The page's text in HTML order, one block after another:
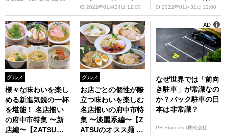
のオスス麺 in 武蔵
野・多摩】第87回
野・多摩】第88回
2022年01月24日 12:00
武蔵野・多摩】第89
回
2022年01月31日 12:00
グルメ
様々な味わいを楽し
める新進気鋭の一杯
を堪能！ 名店揃い
の府中市特集 〜新
店編〜【ZATSUの
グルメ
お店ごとの個性が際
立つ味わいを楽しむ
名店揃いの府中市特
集 〜淡麗系編〜【Z
ATSUのオスス麺 in
なぜ世界では「前向
き駐車」が常識なの
か？バック駐車の日
本は非常識？
PR Skyrocket株式会社
AD